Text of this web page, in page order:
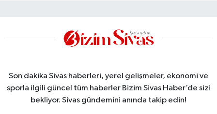
Son dakika Sivas haberleri, yerel gelişmeler, ekonomi ve
sporla ilgili güncel tüm haberler Bizim Sivas Haber’de sizi
bekliyor. Sivas gündemini anında takip edin!